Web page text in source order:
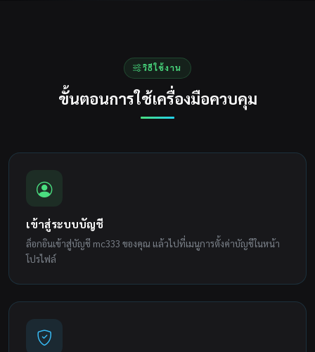
วิธีใช้งาน
ขั้นตอนการใช้เครื่องมือควบคุม
เข้าสู่ระบบบัญชี
ล็อกอินเข้าสู่บัญชี mc333 ของคุณ แล้วไปที่เมนูการตั้งค่าบัญชีในหน้า
โปรไฟล์